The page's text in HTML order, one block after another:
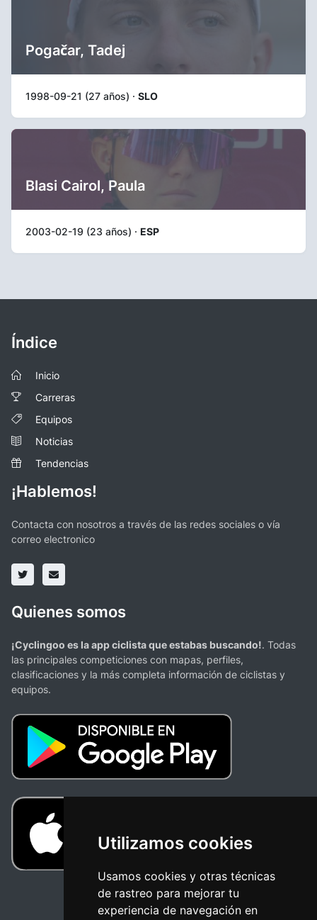
Utilizamos cookies
Usamos cookies y otras técnicas
de rastreo para mejorar tu
experiencia de navegación en
Pogačar, Tadej
1998-09-21 (27 años) · SLO
Blasi Cairol, Paula
2003-02-19 (23 años) · ESP
Índice
Inicio
Carreras
Equipos
Noticias
Tendencias
¡Hablemos!
Contacta con nosotros a través de las redes sociales o vía
correo electronico
Quienes somos
¡Cyclingoo es la app ciclista que estabas buscando!. Todas
las principales competiciones con mapas, perfiles,
clasificaciones y la más completa información de ciclistas y
equipos.